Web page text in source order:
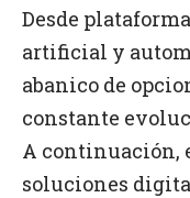
Desde
artificial y
abanico de
constante
A continuación,
soluciones